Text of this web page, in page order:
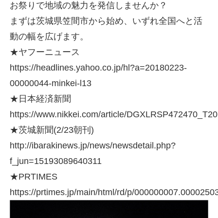
お祭りで地域の魅力を発信しませんか？
まずは茨城県笠間市から始め、いずれ全国へと活
動の幅を広げます。
★ヤフーニュース
https://headlines.yahoo.co.jp/hl?a=20180223-
00000044-minkei-l13
★日本経済新聞
https://www.nikkei.com/article/
★茨城新聞(2/23朝刊)
http://ibarakinews.jp/news/newsdetail.php?
f_jun=15193089640311
★PRTIMES
https://prtimes.jp/main/html/rd/p/